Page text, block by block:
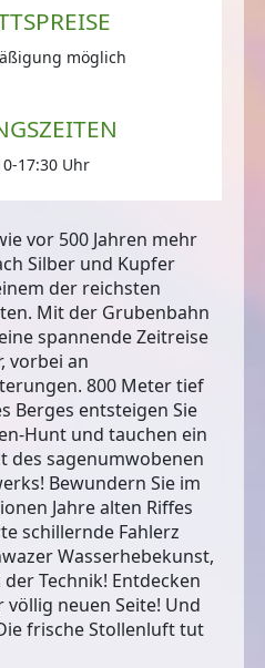
möglich
17:30 Uhr
vor 500 Jahren mehr
Silber und Kupfer
der reichsten
Mit der Grubenbahn
spannende Zeitreise
vorbei an
800 Meter tief
Berges entsteigen Sie
Hunt und tauchen ein
des sagenumwobenen
Bewundern Sie im
Jahre alten Riffes
schillernde Fahlerz
Wasserhebekunst,
Technik! Entdecken
völlig neuen Seite! Und
frische Stollenluft tut